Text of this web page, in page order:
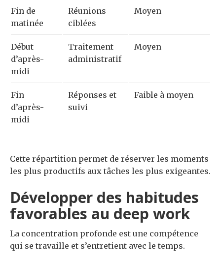
Fin de
matinée
Réunions
ciblées
Moyen
Début
d’après-
midi
Traitement
administratif
Moyen
Fin
d’après-
midi
Réponses et
suivi
Faible à moyen
Cette répartition permet de réserver les moments
les plus productifs aux tâches les plus exigeantes.
Développer des habitudes
favorables au deep work
La concentration profonde est une compétence
qui se travaille et s’entretient avec le temps.